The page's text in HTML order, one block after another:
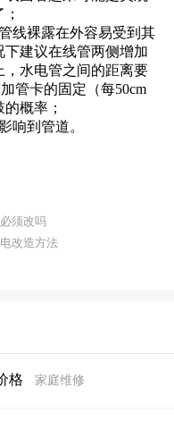
线裸露在外容易受到其
建议在线管两侧增加
，水电管之间的距离要
管卡的固定（每50cm
概率；
响到管道。
须改吗
改造方法
格 家庭维修